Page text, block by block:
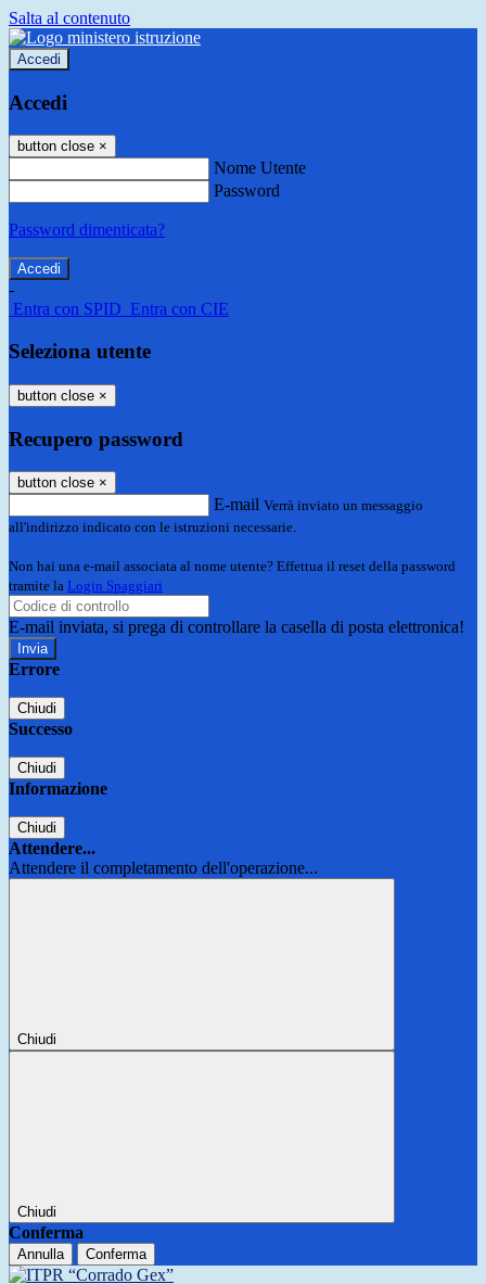
Salta al contenuto
Accedi
Accedi
button close ×
Nome Utente
Password
Password dimenticata?
-
Entra con SPID Entra con CIE
Seleziona utente
button close ×
Recupero password
button close ×
E-mail Verrà inviato un messaggio
all'indirizzo indicato con le istruzioni necessarie.
Non hai una e-mail associata al nome utente? Effettua il reset della password
tramite la Login Spaggiari
E-mail inviata, si prega di controllare la casella di posta elettronica!
Errore
Chiudi
Successo
Chiudi
Informazione
Chiudi
Attendere...
Attendere il completamento dell'operazione...
Chiudi
Chiudi
Conferma
Annulla Conferma